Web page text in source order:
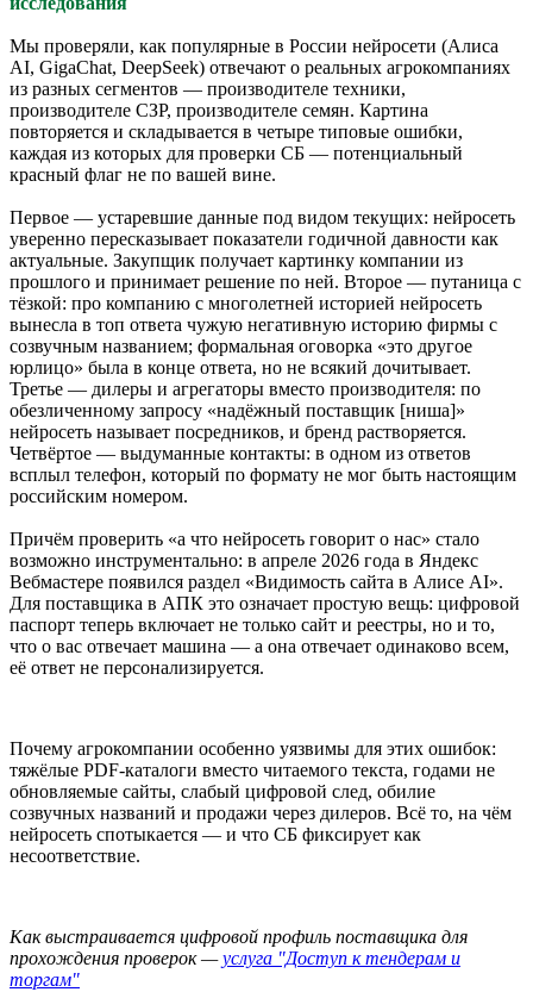
Мы проверяли, как популярные в России нейросети (Алиса
AI, GigaChat, DeepSeek) отвечают о реальных агрокомпаниях
из разных сегментов — производителе техники,
производителе СЗР, производителе семян. Картина
повторяется и складывается в четыре типовые ошибки,
каждая из которых для проверки СБ — потенциальный
красный флаг не по вашей вине.
Первое — устаревшие данные под видом текущих: нейросеть
уверенно пересказывает показатели годичной давности как
актуальные. Закупщик получает картинку компании из
прошлого и принимает решение по ней. Второе — путаница с
тёзкой: про компанию с многолетней историей нейросеть
вынесла в топ ответа чужую негативную историю фирмы с
созвучным названием; формальная оговорка «это другое
юрлицо» была в конце ответа, но не всякий дочитывает.
Третье — дилеры и агрегаторы вместо производителя: по
обезличенному запросу «надёжный поставщик [ниша]»
нейросеть называет посредников, и бренд растворяется.
Четвёртое — выдуманные контакты: в одном из ответов
всплыл телефон, который по формату не мог быть настоящим
российским номером.
Причём проверить «а что нейросеть говорит о нас» стало
возможно инструментально: в апреле 2026 года в Яндекс
Вебмастере появился раздел «Видимость сайта в Алисе AI».
Для поставщика в АПК это означает простую вещь: цифровой
паспорт теперь включает не только сайт и реестры, но и то,
что о вас отвечает машина — а она отвечает одинаково всем,
её ответ не персонализируется.
Почему агрокомпании особенно уязвимы для этих ошибок:
тяжёлые PDF-каталоги вместо читаемого текста, годами не
обновляемые сайты, слабый цифровой след, обилие
созвучных названий и продажи через дилеров. Всё то, на чём
нейросеть спотыкается — и что СБ фиксирует как
несоответствие.
Как выстраивается цифровой профиль поставщика для
прохождения проверок —услуга "Доступ к тендерам и
торгам"